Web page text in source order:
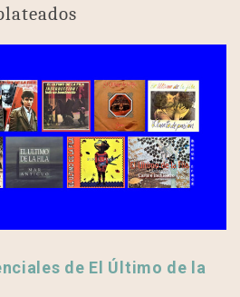
de El Último de la